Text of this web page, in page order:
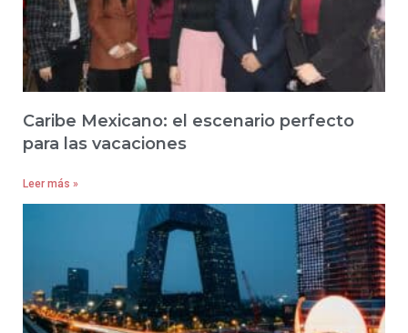
Caribe Mexicano: el escenario perfecto
para las vacaciones
Leer más »